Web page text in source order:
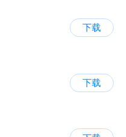
下载
下载